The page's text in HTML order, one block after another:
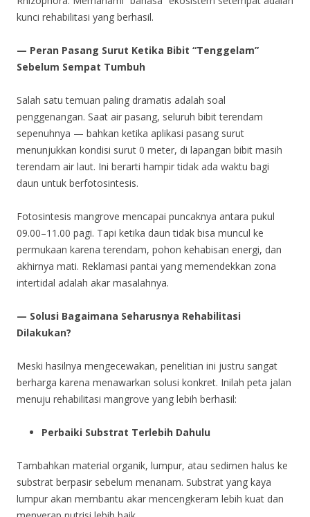
kunci rehabilitasi yang berhasil.
— Peran Pasang Surut Ketika Bibit “Tenggelam”
Sebelum Sempat Tumbuh
Salah satu temuan paling dramatis adalah soal
penggenangan. Saat air pasang, seluruh bibit terendam
sepenuhnya — bahkan ketika aplikasi pasang surut
menunjukkan kondisi surut 0 meter, di lapangan bibit masih
terendam air laut. Ini berarti hampir tidak ada waktu bagi
daun untuk berfotosintesis.
Fotosintesis mangrove mencapai puncaknya antara pukul
09.00–11.00 pagi. Tapi ketika daun tidak bisa muncul ke
permukaan karena terendam, pohon kehabisan energi, dan
akhirnya mati. Reklamasi pantai yang memendekkan zona
intertidal adalah akar masalahnya.
— Solusi Bagaimana Seharusnya Rehabilitasi
Dilakukan?
Meski hasilnya mengecewakan, penelitian ini justru sangat
berharga karena menawarkan solusi konkret. Inilah peta jalan
menuju rehabilitasi mangrove yang lebih berhasil:
Perbaiki Substrat Terlebih Dahulu
Tambahkan material organik, lumpur, atau sedimen halus ke
substrat berpasir sebelum menanam. Substrat yang kaya
lumpur akan membantu akar mencengkeram lebih kuat dan